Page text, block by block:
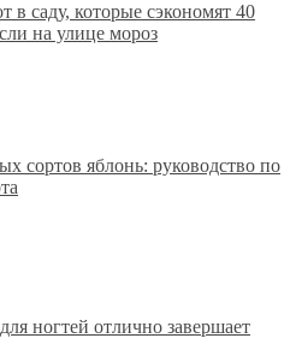
в саду, которые сэкономят 40
на улице мороз
сортов яблонь: руководство по
ногтей отлично завершает